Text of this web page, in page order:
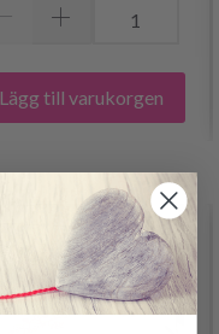
Lägg till varukorgen